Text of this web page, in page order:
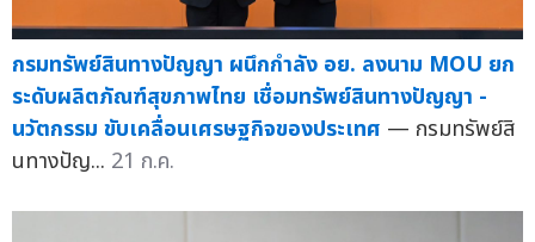
กรมทรัพย์สินทางปัญญา ผนึกกำลัง อย. ลงนาม MOU ยก
ระดับผลิตภัณฑ์สุขภาพไทย เชื่อมทรัพย์สินทางปัญญา -
นวัตกรรม ขับเคลื่อนเศรษฐกิจของประเทศ — กรมทรัพย์สิ
นทางปัญ... 21 ก.ค.